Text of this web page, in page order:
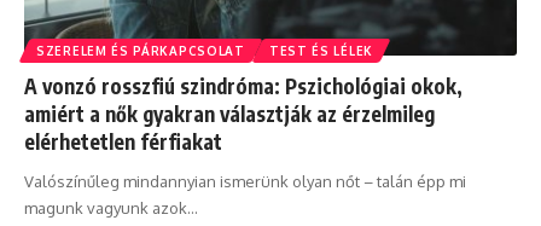
SZERELEM ÉS PÁRKAPCSOLAT TEST ÉS LÉLEK
A vonzó rosszfiú szindróma: Pszichológiai okok,
amiért a nők gyakran választják az érzelmileg
elérhetetlen férfiakat
Valószínűleg mindannyian ismerünk olyan nőt – talán épp mi
magunk vagyunk azok…